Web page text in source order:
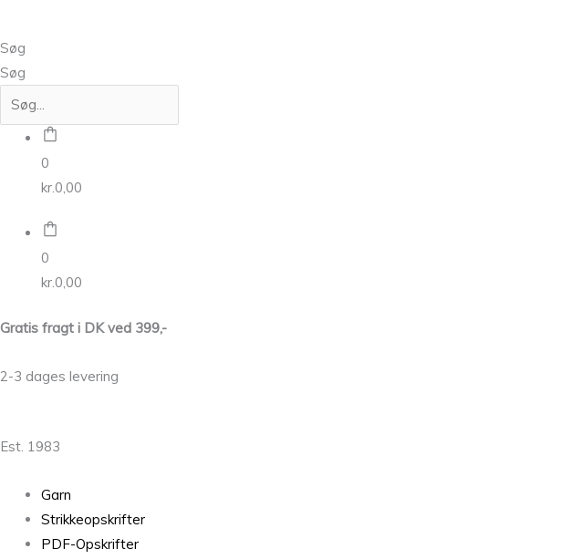
Søg
Søg
0
kr.0,00
0
kr.0,00
Gratis fragt i DK ved 399,-
2-3 dages levering
Est. 1983
Garn
Strikkeopskrifter
PDF-Opskrifter